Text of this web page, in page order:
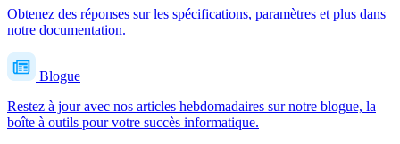
Obtenez des réponses sur les spécifications, paramètres et plus dans
notre documentation.
Blogue
Restez à jour avec nos articles hebdomadaires sur notre blogue, la
boîte à outils pour votre succès informatique.